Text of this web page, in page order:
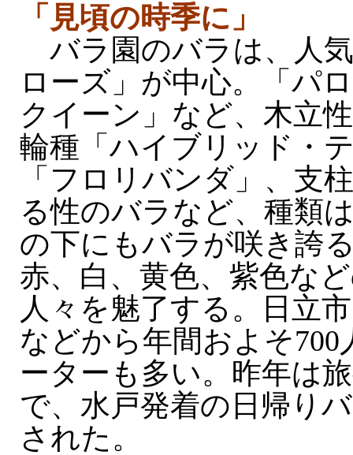
「見頃の時季に」
バラ園のバラは、人
ローズ」が中心。「パ
クイーン」など、木立
輪種「ハイブリッド・
「フロリバンダ」、支
る性のバラなど、種類
の下にもバラが咲き誇
赤、白、黄色、紫色な
人々を魅了する。日立
などから年間およそ
ーターも多い。昨年は
で、水戸発着の日帰り
された。